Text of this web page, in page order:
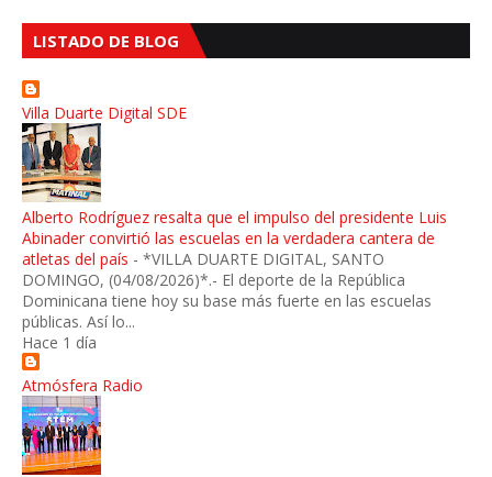
LISTADO DE BLOG
Villa Duarte Digital SDE
Alberto Rodríguez resalta que el impulso del presidente Luis
Abinader convirtió las escuelas en la verdadera cantera de
atletas del país - *VILLA DUARTE DIGITAL, SANTO
DOMINGO, (04/08/2026)*.- El deporte de la República
Dominicana tiene hoy su base más fuerte en las escuelas
públicas. Así lo...
Hace 1 día
Atmósfera Radio